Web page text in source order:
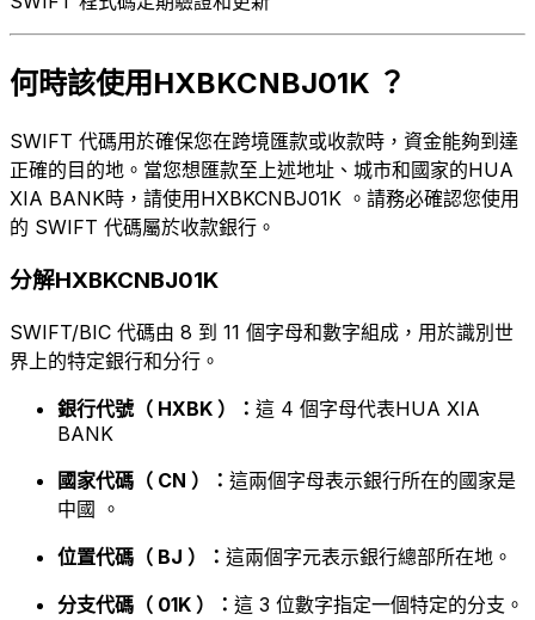
何時該使用HXBKCNBJ01K ？
SWIFT 代碼用於確保您在跨境匯款或收款時，資金能夠到達
正確的目的地。當您想匯款至上述地址、城市和國家的HUA
XIA BANK時，請使用HXBKCNBJ01K 。請務必確認您使用
的 SWIFT 代碼屬於收款銀行。
分解HXBKCNBJ01K
SWIFT/BIC 代碼由 8 到 11 個字母和數字組成，用於識別世
界上的特定銀行和分行。
銀行代號（ HXBK ）： 這 4 個字母代表HUA XIA
BANK
國家代碼（ CN ）： 這兩個字母表示銀行所在的國家是
中國 。
位置代碼（ BJ ）： 這兩個字元表示銀行總部所在地。
分支代碼（ 01K ）： 這 3 位數字指定一個特定的分支。